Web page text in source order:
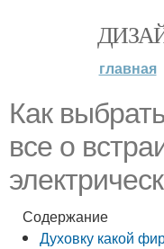
главная
Как
все о
Содержание
Духовку какой